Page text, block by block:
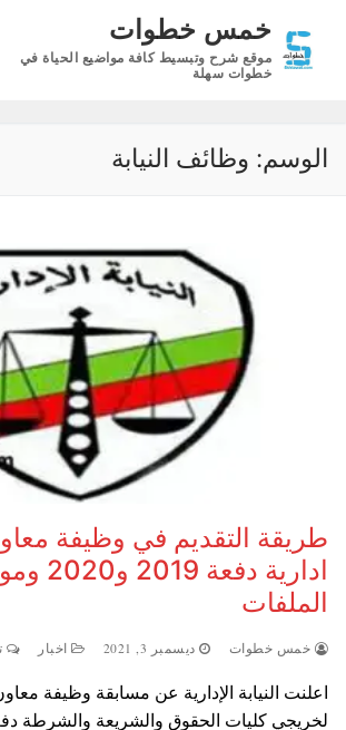
المحتوى
خمس خطوات
موقع شرح وتبسيط كافة مواضيع الحياة في
خطوات سهلة
الوسم: وظائف النيابة
طريقة التقديم في وظيفة
ادارية
الملفات
خمس خطوات ديسمبر 3, 2021 اخبار